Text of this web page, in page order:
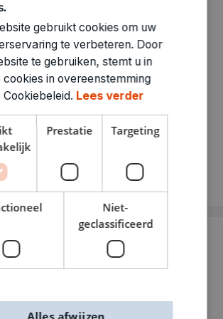
gebruikt cookies om uw
te verbeteren. Door
te gebruiken, stemt u in
cookies in overeenstemming
Cookiebeleid. Lees verder
Prestatie Targeting
Niet-
geclassificeerd
Alles afwijzen